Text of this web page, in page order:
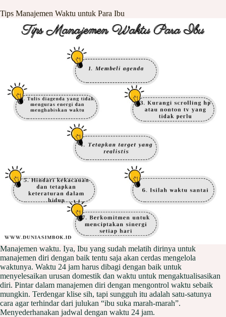
Tips Manajemen Waktu untuk Para Ibu
Manajemen waktu. Iya, Ibu yang sudah melatih dirinya untuk
manajemen diri dengan baik tentu saja akan cerdas mengelola
waktunya. Waktu 24 jam harus dibagi dengan baik untuk
menyelesaikan urusan domestik dan waktu untuk mengaktualisasikan
diri. Pintar dalam manajemen diri dengan mengontrol waktu sebaik
mungkin. Terdengar klise sih, tapi sungguh itu adalah satu-satunya
cara agar terhindar dari julukan “ibu suka marah-marah”.
Menyederhanakan jadwal dengan waktu 24 jam.